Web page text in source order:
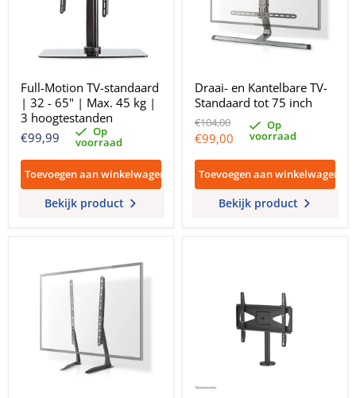
Full-Motion TV-standaard
| 32 - 65" | Max. 45 kg |
3 hoogtestanden
€99,99
Op
voorraad
Toevoegen aan winkelwagen
Bekijk product
Draai- en Kantelbare TV-
Standaard tot 75 inch
Oorspronkelijke
prijs
€104,00
Huidige
prijs
€99,00
Op
voorraad
Toevoegen aan winkelwagen
Bekijk product